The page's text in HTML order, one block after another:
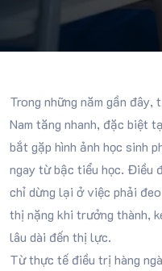
Trong những năm gần
Nam tăng nhanh, đặc biệt
bắt gặp hình ảnh học sinh
ngay từ bậc tiểu học. Điều
chỉ dừng lại ở việc phải
thị nặng khi trưởng thành,
lâu dài đến thị lực.
Từ thực tế điều trị hàng